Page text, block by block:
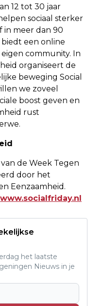
12 tot 30 jaar
sociaal sterker
in meer dan 90
een online
community. In
organiseert de
beweging Social
we zoveel
boost geven en
rust
de Week Tegen
door het
Eenzaamheid.
www.socialfriday.nl
het laatste
Nieuws in je